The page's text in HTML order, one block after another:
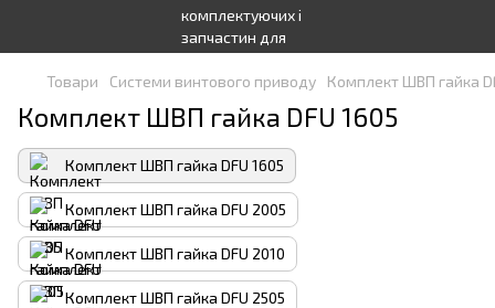
Товари Системи винтового приводу Комплект ШВП гайка
Комплект ШВП гайка DFU 1605
Комплект ШВП гайка DFU 1605
Комплект ШВП гайка DFU 2005
Комплект ШВП гайка DFU 2010
Комплект ШВП гайка DFU 2505